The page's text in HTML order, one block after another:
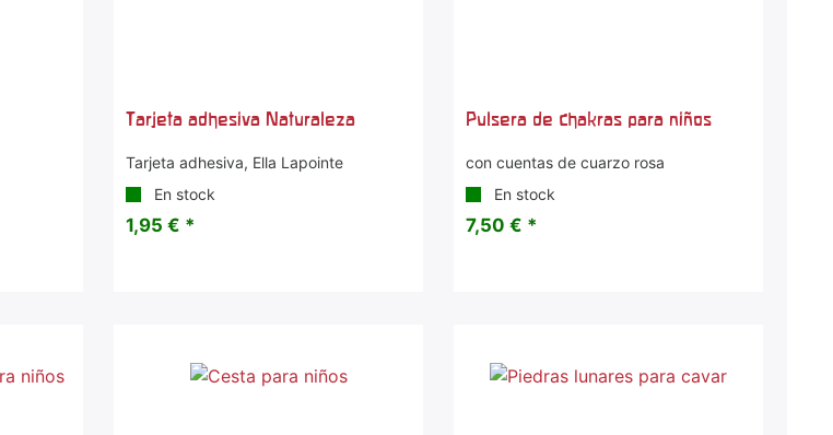
Tarjeta adhesiva Naturaleza
Tarjeta adhesiva, Ella Lapointe
En stock
1,95 € *
Pulsera de chakras para niños
con cuentas de cuarzo rosa
En stock
7,50 € *